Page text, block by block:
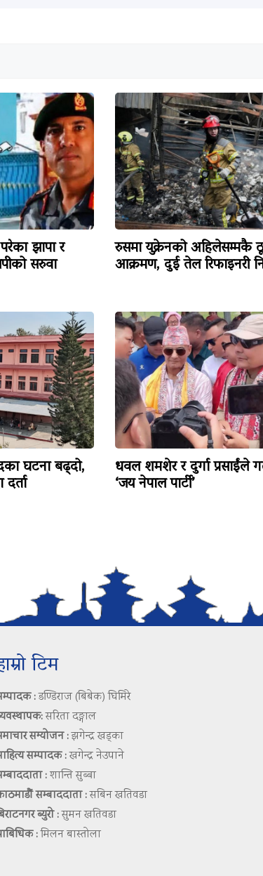
झापा र
सरुवा
रुसमा युक्रेनको अहिलेसम्मकै
आक्रमण, दुई तेल रिफाइनरी
घटना बढ्दो, धवल शमशेर र दुर्गा प्रसाईंले
‘जय नेपाल पार्टी’
टिम
:डण्डिराज (बिबेक) घिमिरे
सरिता दङ्गाल
सम्योजन :झगेन्द्र खड्का
सम्पादक :खगेन्द्र नेउपाने
:शान्ति सुब्बा
सम्बाददाता :सबिन खतिवडा
ब्युरो :सुमन खतिवडा
:मिलन बास्तोला